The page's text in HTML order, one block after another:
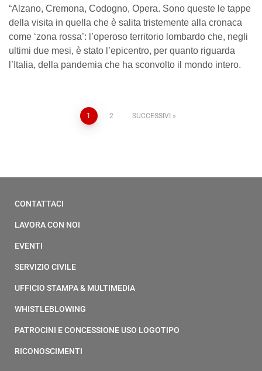
“Alzano, Cremona, Codogno, Opera. Sono queste le tappe
della visita in quella che è salita tristemente alla cronaca
come ‘zona rossa’: l’operoso territorio lombardo che, negli
ultimi due mesi, è stato l’epicentro, per quanto riguarda
l’Italia, della pandemia che ha sconvolto il mondo intero.
1 2 SUCCESSIVI
CONTATTACI
LAVORA CON NOI
EVENTI
SERVIZIO CIVILE
UFFICIO STAMPA & MULTIMEDIA
WHISTLEBLOWING
PATROCINI E CONCESSIONE USO LOGOTIPO
RICONOSCIMENTI